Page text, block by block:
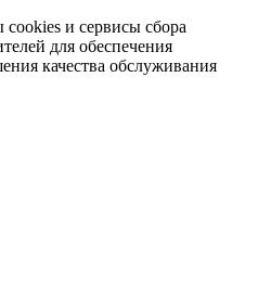
и сервисы сбора
для обеспечения
качества обслуживания